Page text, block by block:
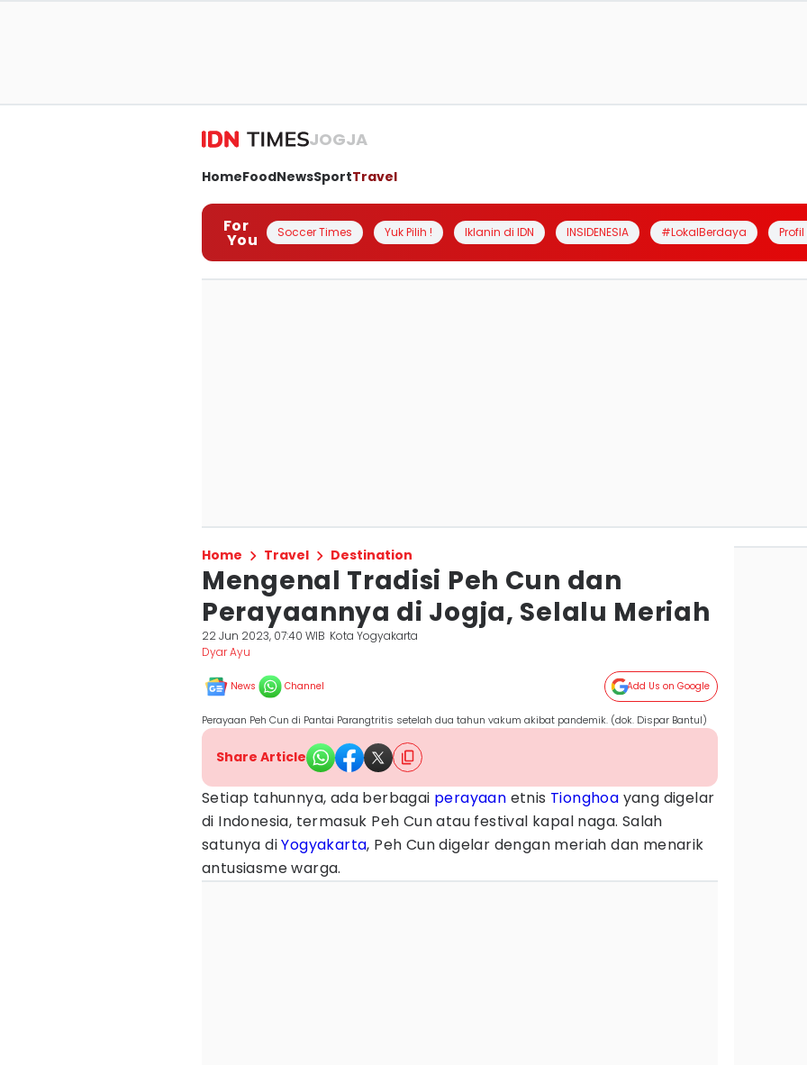
JOGJA
HomeFoodNewsSportTravel
For
You Soccer Times Yuk Pilih ! Iklanin di IDN INSIDENESIA #LokalBerdaya
Home Travel Destination
Mengenal Tradisi Peh Cun dan
Perayaannya di Jogja, Selalu Meriah
22 Jun 2023, 07:40 WIB Kota Yogyakarta
Dyar Ayu
News Channel Add Us on Google
Perayaan Peh Cun di Pantai Parangtritis setelah dua tahun vakum akibat pandemik. (dok. Dispar Bantul)
Share Article
Setiap tahunnya, ada berbagai perayaan etnis Tionghoa yang digelar
di Indonesia, termasuk Peh Cun atau festival kapal naga. Salah
satunya diYogyakarta, Peh Cun digelar dengan meriah dan menarik
antusiasme warga.